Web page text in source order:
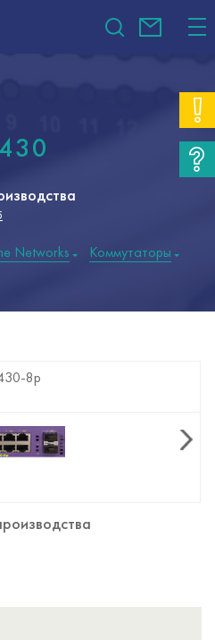
Networks
Коммутаторы
8p
24t
24p
48T